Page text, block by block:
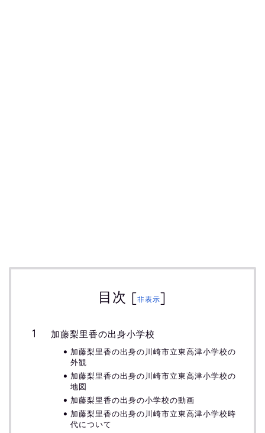
目次 [非表示]
加藤梨里香の出身小学校
加藤梨里香の出身の川崎市立東高津小学校の
外観
加藤梨里香の出身の川崎市立東高津小学校の
地図
加藤梨里香の出身の小学校の動画
加藤梨里香の出身の川崎市立東高津小学校時
代について